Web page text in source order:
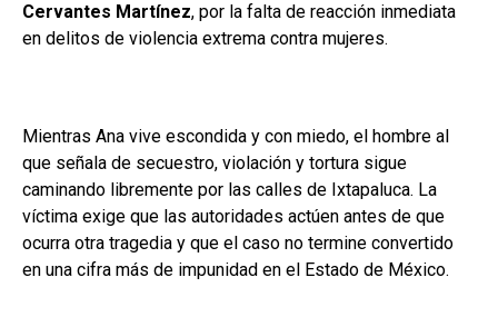
Cervantes Martínez, por la falta de reacción inmediata
en delitos de violencia extrema contra mujeres.
Mientras Ana vive escondida y con miedo, el hombre al
que señala de secuestro, violación y tortura sigue
caminando libremente por las calles de Ixtapaluca. La
víctima exige que las autoridades actúen antes de que
ocurra otra tragedia y que el caso no termine convertido
en una cifra más de impunidad en el Estado de México.